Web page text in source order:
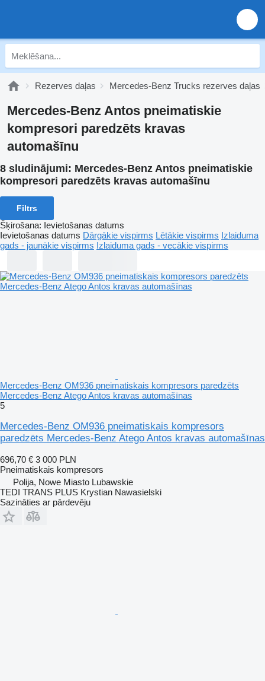
Rezerves daļas Mercedes-Benz Trucks rezerves daļas
Mercedes-Benz Antos pneimatiskie
kompresori paredzēts kravas
automašīnu
8 sludinājumi: Mercedes-Benz Antos pneimatiskie
kompresori paredzēts kravas automašīnu
Filtrs
Šķirošana: Ievietošanas datums
Ievietošanas datums Dārgākie vispirms Lētākie vispirms Izlaiduma
gads - jaunākie vispirms Izlaiduma gads - vecākie vispirms
Mercedes-Benz OM936 pneimatiskais kompresors paredzēts
Mercedes-Benz Atego Antos kravas automašīnas
5
Mercedes-Benz OM936 pneimatiskais kompresors
paredzēts Mercedes-Benz Atego Antos kravas automašīnas
696,70 € 3 000 PLN
Pneimatiskais kompresors
Polija, Nowe Miasto Lubawskie
TEDI TRANS PLUS Krystian Nawasielski
Sazināties ar pārdevēju